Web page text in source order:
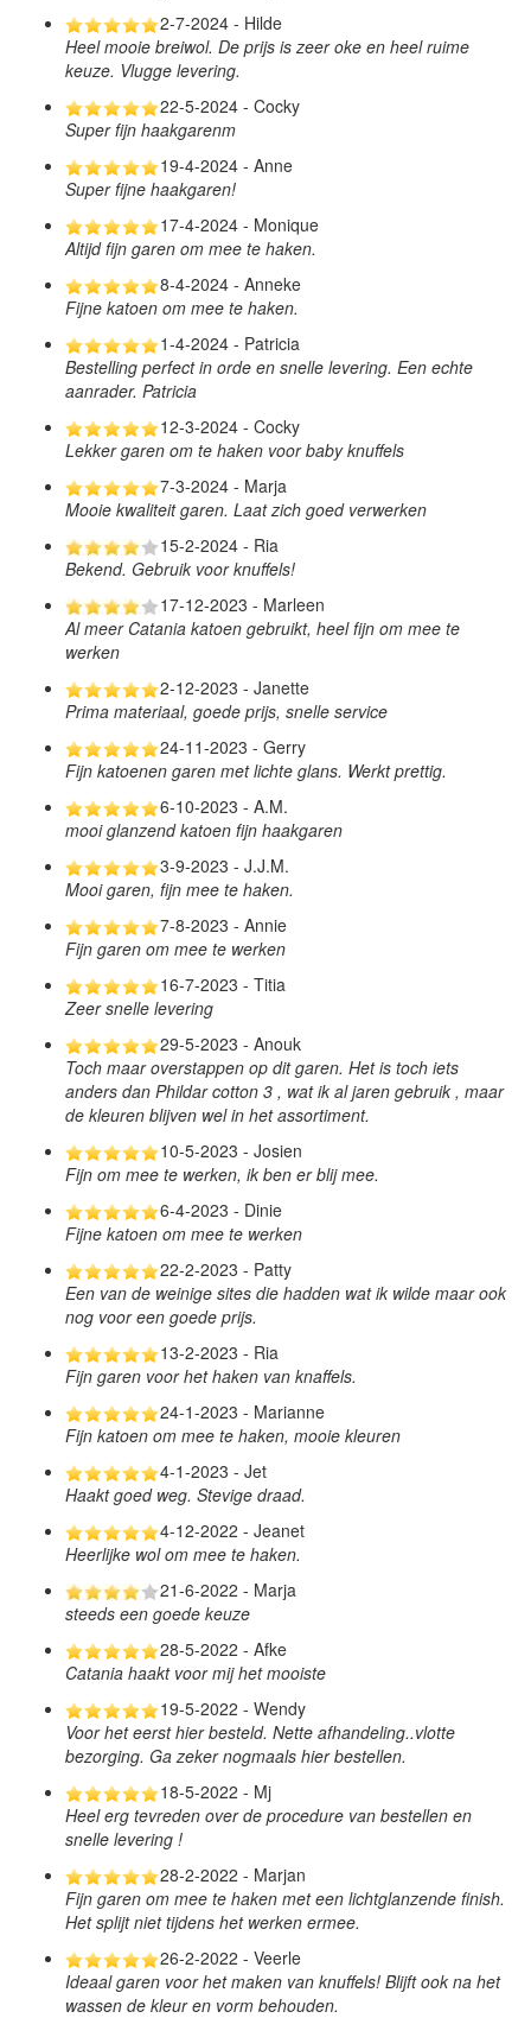
2-7-2024 - Hilde
Heel mooie breiwol. De prijs is zeer oke en heel ruime
keuze. Vlugge levering.
22-5-2024 - Cocky
Super fijn haakgarenm
19-4-2024 - Anne
Super fijne haakgaren!
17-4-2024 - Monique
Altijd fijn garen om mee te haken.
8-4-2024 - Anneke
Fijne katoen om mee te haken.
1-4-2024 - Patricia
Bestelling perfect in orde en snelle levering. Een echte
aanrader. Patricia
12-3-2024 - Cocky
Lekker garen om te haken voor baby knuffels
7-3-2024 - Marja
Mooie kwaliteit garen. Laat zich goed verwerken
15-2-2024 - Ria
Bekend. Gebruik voor knuffels!
17-12-2023 - Marleen
Al meer Catania katoen gebruikt, heel fijn om mee te
werken
2-12-2023 - Janette
Prima materiaal, goede prijs, snelle service
24-11-2023 - Gerry
Fijn katoenen garen met lichte glans. Werkt prettig.
6-10-2023 - A.M.
mooi glanzend katoen fijn haakgaren
3-9-2023 - J.J.M.
Mooi garen, fijn mee te haken.
7-8-2023 - Annie
Fijn garen om mee te werken
16-7-2023 - Titia
Zeer snelle levering
29-5-2023 - Anouk
Toch maar overstappen op dit garen. Het is toch iets
anders dan Phildar cotton 3 , wat ik al jaren gebruik , maar
de kleuren blijven wel in het assortiment.
10-5-2023 - Josien
Fijn om mee te werken, ik ben er blij mee.
6-4-2023 - Dinie
Fijne katoen om mee te werken
22-2-2023 - Patty
Een van de weinige sites die hadden wat ik wilde maar ook
nog voor een goede prijs.
13-2-2023 - Ria
Fijn garen voor het haken van knaffels.
24-1-2023 - Marianne
Fijn katoen om mee te haken, mooie kleuren
4-1-2023 - Jet
Haakt goed weg. Stevige draad.
4-12-2022 - Jeanet
Heerlijke wol om mee te haken.
21-6-2022 - Marja
steeds een goede keuze
28-5-2022 - Afke
Catania haakt voor mij het mooiste
19-5-2022 - Wendy
Voor het eerst hier besteld. Nette afhandeling..vlotte
bezorging. Ga zeker nogmaals hier bestellen.
18-5-2022 - Mj
Heel erg tevreden over de procedure van bestellen en
snelle levering !
28-2-2022 - Marjan
Fijn garen om mee te haken met een lichtglanzende finish.
Het splijt niet tijdens het werken ermee.
26-2-2022 - Veerle
Ideaal garen voor het maken van knuffels! Blijft ook na het
wassen de kleur en vorm behouden.